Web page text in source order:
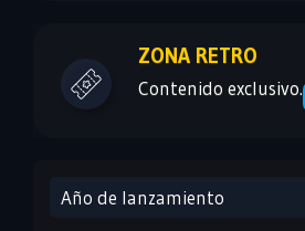
ZONA RETRO
Contenido exclusivo.
Año de lanzamiento